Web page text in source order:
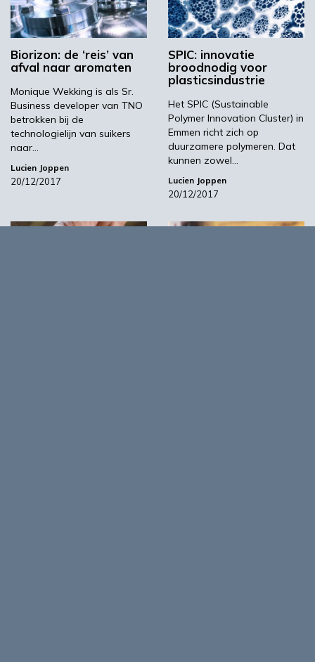
Biorizon: de ‘reis’ van
afval naar aromaten
Monique Wekking is als Sr.
Business developer van TNO
betrokken bij de
technologielijn van suikers
naar…
Lucien Joppen
20/12/2017
SPIC: innovatie
broodnodig voor
plasticsindustrie
Het SPIC (Sustainable
Polymer Innovation Cluster) in
Emmen richt zich op
duurzamere polymeren. Dat
kunnen zowel…
Lucien Joppen
20/12/2017